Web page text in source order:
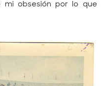
mi obsesión por lo que